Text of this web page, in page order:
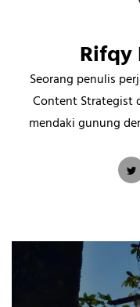
Rifqy
Seorang penulis
Content Strategist
mendaki gunung